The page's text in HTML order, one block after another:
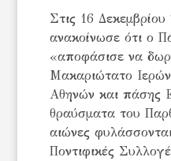
Στις 16
ανακοίνωσε ότι ο
«αποφάσισε να
Μακαριώτατο
Αθηνών και πάσης
θραύσματα του
αιώνες
Ποντιφικές